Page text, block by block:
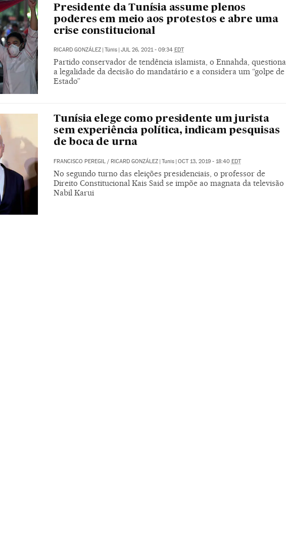
Presidente da Tunísia assume plenos
poderes em meio aos protestos e abre uma
crise constitucional
RICARD GONZÁLEZ | Túnis | JUL 26, 2021 - 09:34 EDT
Partido conservador de tendência islamista, o Ennahda, questiona
a legalidade da decisão do mandatário e a considera um “golpe de
Estado”
Tunísia elege como presidente um jurista
sem experiência política, indicam pesquisas
de boca de urna
FRANCISCO PEREGIL/ RICARD GONZÁLEZ | Tunis | OCT 13, 2019 - 18:40 EDT
No segundo turno das eleições presidenciais, o professor de
Direito Constitucional Kais Said se impõe ao magnata da televisão
Nabil Karui